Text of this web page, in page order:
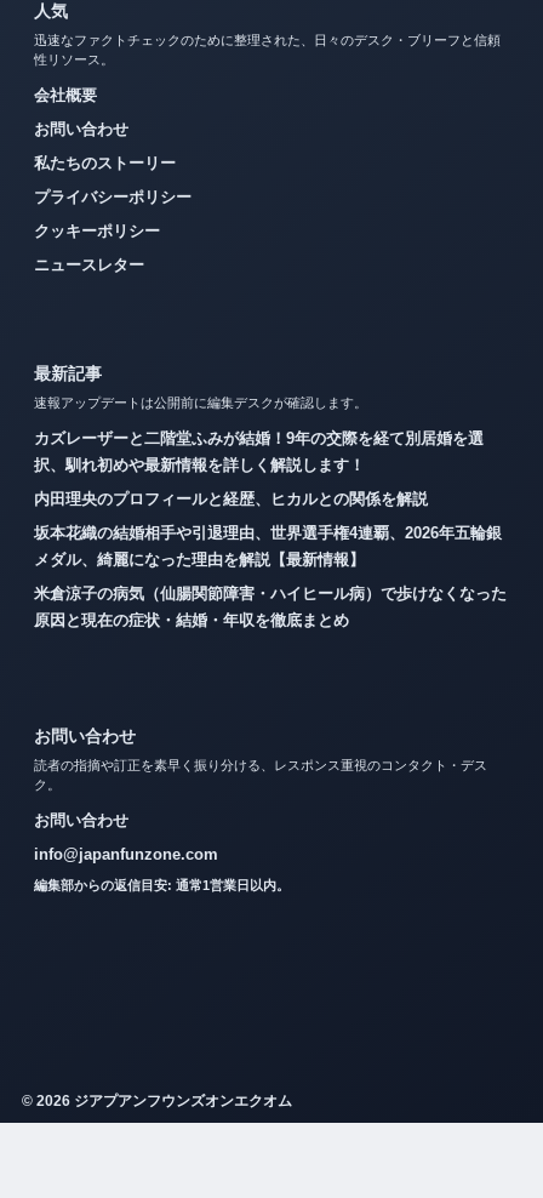
人気
迅速なファクトチェックのために整理された、日々のデスク・ブリーフと信頼
性リソース。
会社概要
お問い合わせ
私たちのストーリー
プライバシーポリシー
クッキーポリシー
ニュースレター
最新記事
速報アップデートは公開前に編集デスクが確認します。
カズレーザーと二階堂ふみが結婚！9年の交際を経て別居婚を選
択、馴れ初めや最新情報を詳しく解説します！
内田理央のプロフィールと経歴、ヒカルとの関係を解説
坂本花織の結婚相手や引退理由、世界選手権4連覇、2026年五輪銀
メダル、綺麗になった理由を解説【最新情報】
米倉涼子の病気（仙腸関節障害・ハイヒール病）で歩けなくなった
原因と現在の症状・結婚・年収を徹底まとめ
お問い合わせ
読者の指摘や訂正を素早く振り分ける、レスポンス重視のコンタクト・デス
ク。
お問い合わせ
info@japanfunzone.com
編集部からの返信目安: 通常1営業日以内。
© 2026 ジアプアンフウンズオンエクオム